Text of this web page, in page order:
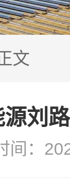
文
刘
间：